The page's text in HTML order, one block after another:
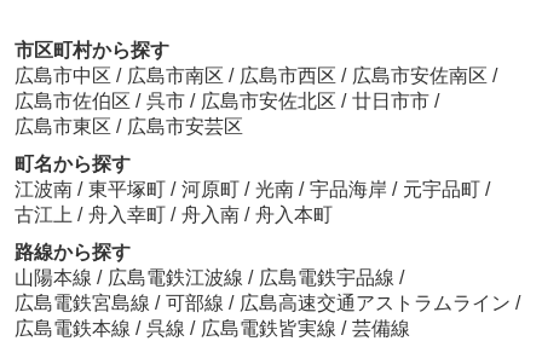
市区町村から探す
広島市中区 / 広島市南区 / 広島市西区 / 広島市安佐南区 /
広島市佐伯区 / 呉市 / 広島市安佐北区 / 廿日市市 /
広島市東区 / 広島市安芸区
町名から探す
江波南 / 東平塚町 / 河原町 / 光南 / 宇品海岸 / 元宇品町 /
古江上 / 舟入幸町 / 舟入南 / 舟入本町
路線から探す
山陽本線 / 広島電鉄江波線 / 広島電鉄宇品線 /
広島電鉄宮島線 / 可部線 / 広島高速交通アストラムライン /
広島電鉄本線 / 呉線 / 広島電鉄皆実線 / 芸備線